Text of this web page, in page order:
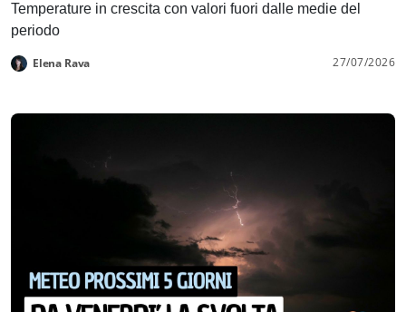
Temperature in crescita con valori fuori dalle medie del
periodo
Elena Rava 27/07/2026